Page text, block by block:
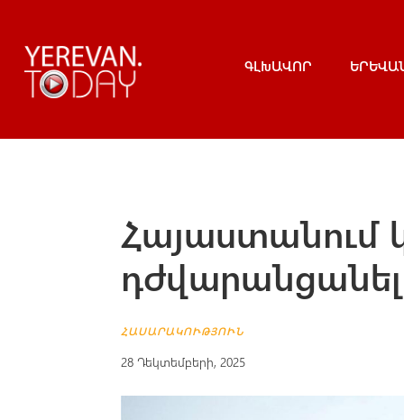
ԳԼԽԱՎՈՐ
Հայաստանում
ՀԱՍԱՐԱԿՈՒԹՅՈՒՆ
28 Դեկտեմբերի, 2025